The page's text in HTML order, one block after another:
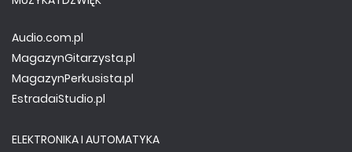
Audio.com.pl
MagazynGitarzysta.pl
MagazynPerkusista.pl
EstradaiStudio.pl
ELEKTRONIKA I AUTOMATYKA